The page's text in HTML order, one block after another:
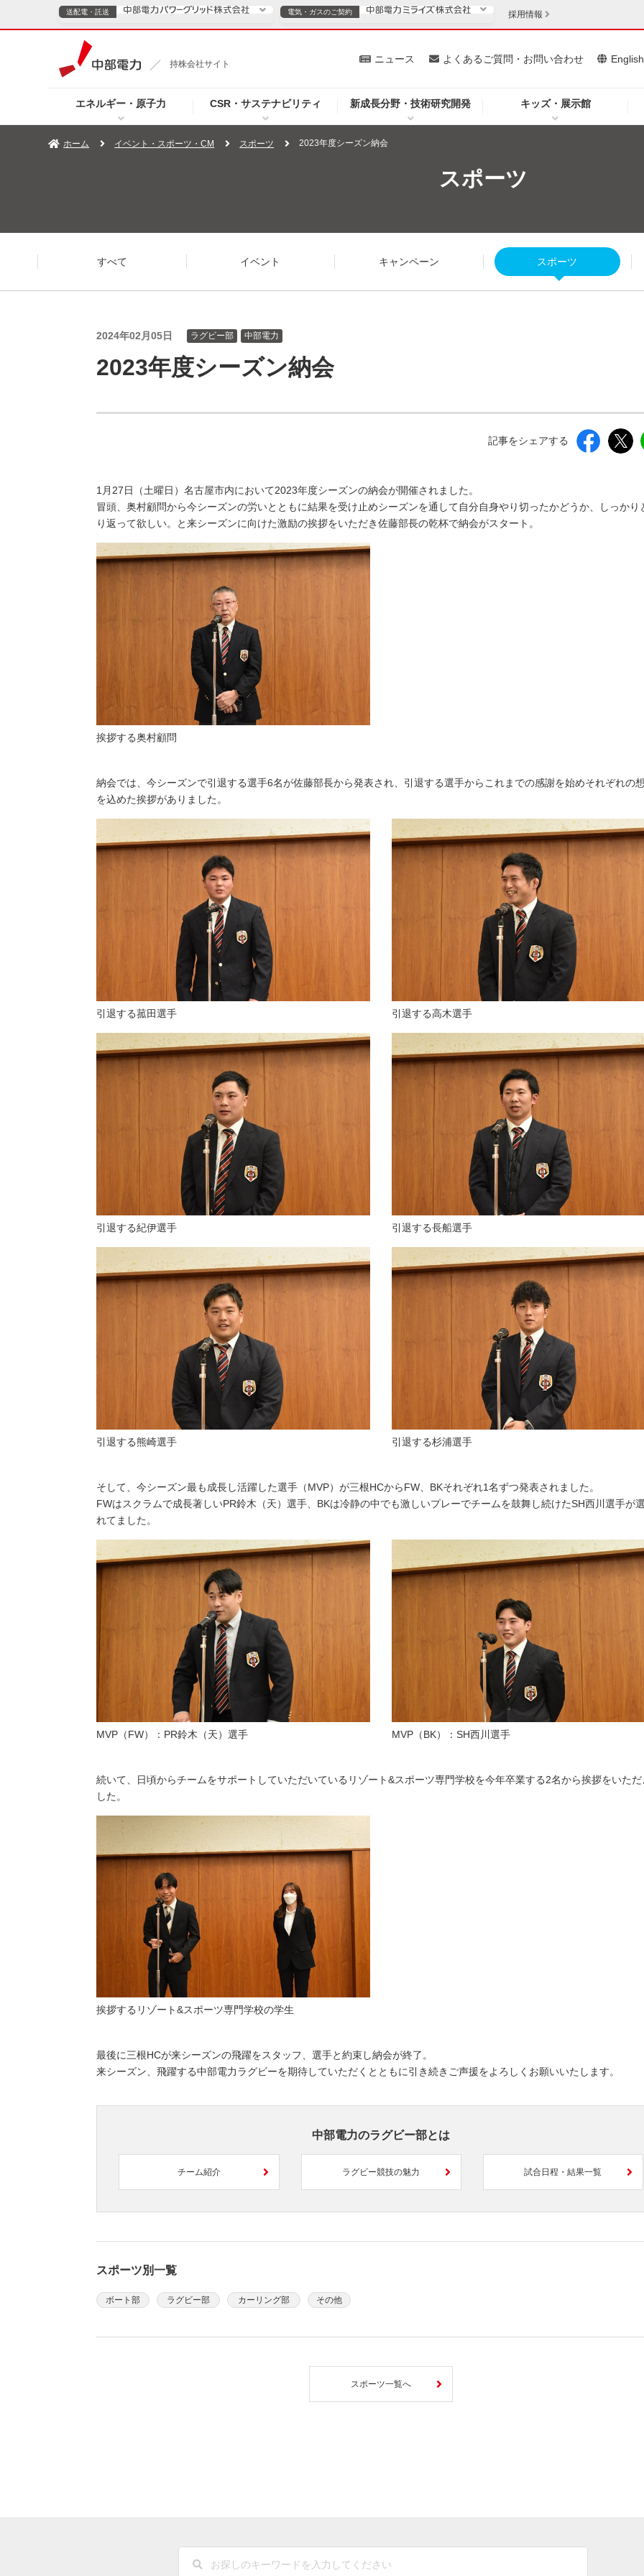
持株会社サイト
エネルギー・原子力 CSR・サステナビリティ 新成長分野・技術研究開発 キッズ・展示館
ニュース よくあるご質問・お問い合わせ English
送配電・託送
TOPページへ ご案内 安定供給
企業情報
よくあるご質問・お問い合わせ
電気・ガスのご契約
電気・ガスのご契約
TOPページへ 個人のお客さま 法人のお客さま
プレスリリース （新しいウィンドウを開きます）
お知らせ （新しいウィンドウを開きます）
よくあるご質問・お問い合わせ （新しいウィンドウを開きます）
採用情報
ホーム イベント・スポーツ・CM スポーツ 2023年度シーズン納会
スポーツ
すべて イベント キャンペーン スポーツ
2024年02月05日 ラグビー部 中部電力
2023年度シーズン納会
記事をシェアする
1月27日（土曜日）名古屋市内において2023年度シーズンの納会が開催されました。
冒頭、奥村顧問から今シーズンの労いとともに結果を受け止めシーズンを通して自分自身やり切ったかどうか、しっかり
り返って欲しい。と来シーズンに向けた激励の挨拶をいただき佐藤部長の乾杯で納会がスタート。
挨拶する奥村顧問
納会では、今シーズンで引退する選手6名が佐藤部長から発表され、引退する選手からこれまでの感謝を始めそれぞれの
を込めた挨拶がありました。
引退する菰田選手 引退する高木選手
引退する紀伊選手 引退する長船選手
引退する熊崎選手 引退する杉浦選手
そして、今シーズン最も成長し活躍した選手（MVP）が三根HCからFW、BKそれぞれ1名ずつ発表されました。
FWはスクラムで成長著しいPR鈴木（天）選手、BKは冷静の中でも激しいプレーでチームを鼓舞し続けたSH西川選手が
れてました。
MVP（FW）：PR鈴木（天）選手 MVP（BK）：SH西川選手
続いて、日頃からチームをサポートしていただいているリゾート&スポーツ専門学校を今年卒業する2名から挨拶をいた
した。
挨拶するリゾート&スポーツ専門学校の学生
最後に三根HCが来シーズンの飛躍をスタッフ、選手と約束し納会が終了。
来シーズン、飛躍する中部電力ラグビーを期待していただくとともに引き続きご声援をよろしくお願いいたします。
中部電力のラグビー部とは
チーム紹介 ラグビー競技の魅力 試合日程・結果一覧
スポーツ別一覧
ボート部 ラグビー部 カーリング部 その他
スポーツ一覧へ